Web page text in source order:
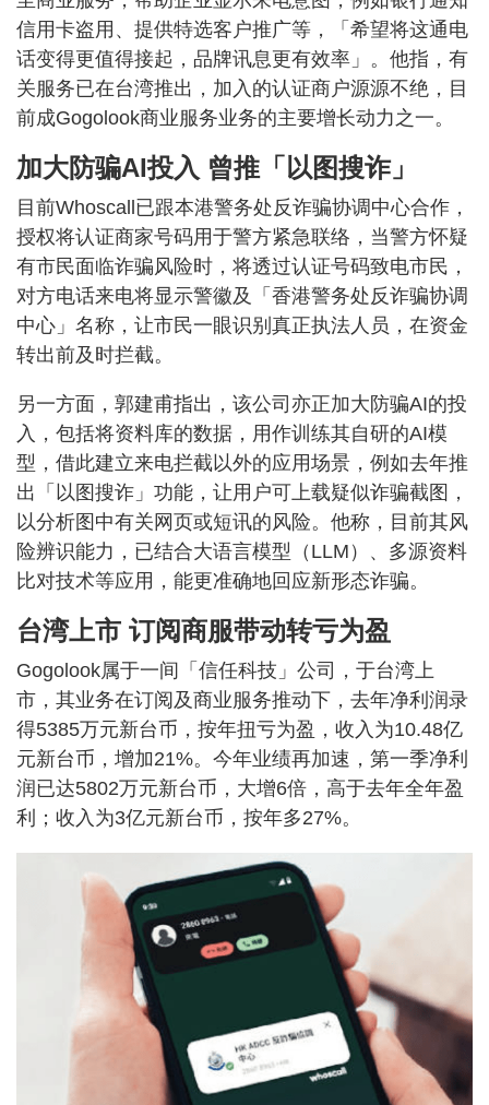
信用卡盗用、提供特选客户推广等，「希望将这通电
话变得更值得接起，品牌讯息更有效率」。他指，有
关服务已在台湾推出，加入的认证商户源源不绝，目
前成Gogolook商业服务业务的主要增长动力之一。
加大防骗AI投入 曾推「以图搜诈」
目前Whoscall已跟本港警务处反诈骗协调中心合作，
授权将认证商家号码用于警方紧急联络，当警方怀疑
有市民面临诈骗风险时，将透过认证号码致电市民，
对方电话来电将显示警徽及「香港警务处反诈骗协调
中心」名称，让市民一眼识别真正执法人员，在资金
转出前及时拦截。
另一方面，郭建甫指出，该公司亦正加大防骗AI的投
入，包括将资料库的数据，用作训练其自研的AI模
型，借此建立来电拦截以外的应用场景，例如去年推
出「以图搜诈」功能，让用户可上载疑似诈骗截图，
以分析图中有关网页或短讯的风险。他称，目前其风
险辨识能力，已结合大语言模型（LLM）、多源资料
比对技术等应用，能更准确地回应新形态诈骗。
台湾上市 订阅商服带动转亏为盈
Gogolook属于一间「信任科技」公司，于台湾上
市，其业务在订阅及商业服务推动下，去年净利润录
得5385万元新台币，按年扭亏为盈，收入为10.48亿
元新台币，增加21%。今年业绩再加速，第一季净利
润已达5802万元新台币，大增6倍，高于去年全年盈
利；收入为3亿元新台币，按年多27%。